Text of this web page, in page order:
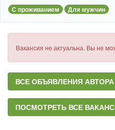
С проживанием Для мужчин
Вакансия не актуальна. Вы не
ВСЕ ОБЪЯВЛЕНИЯ АВТОРА
ПОСМОТРЕТЬ ВСЕ